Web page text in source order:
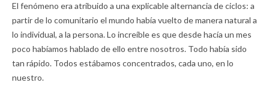
El fenómeno era atribuido a una explicable alternancia de ciclos: a
partir de lo comunitario el mundo había vuelto de manera natural a
lo individual, a la persona. Lo increíble es que desde hacía un mes
poco habíamos hablado de ello entre nosotros. Todo había sido
tan rápido. Todos estábamos concentrados, cada uno, en lo
nuestro.